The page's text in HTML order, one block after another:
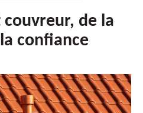
de la
confiance